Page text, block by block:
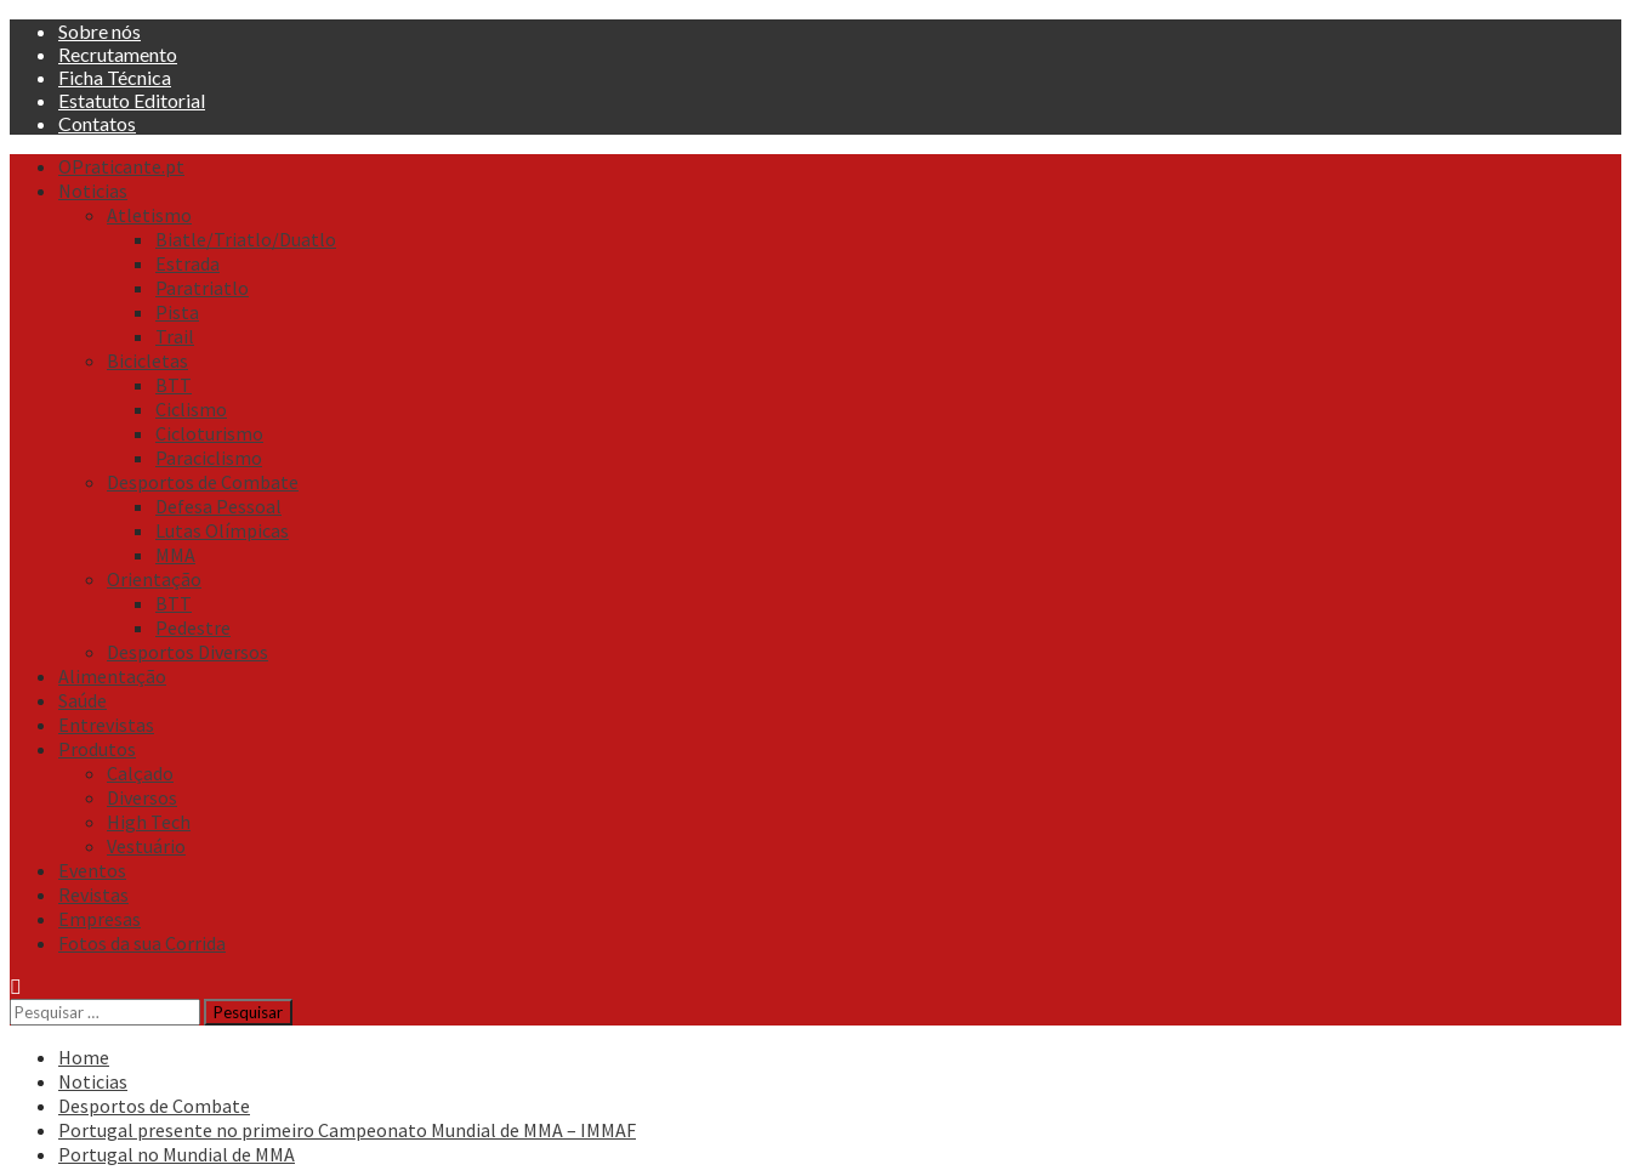
Skip
content
Sobre nós
Recrutamento
Ficha Técnica
Estatuto Editorial
Contatos
Primary
Menu
OPraticante.pt
Noticias
Atletismo
Biatle/Triatlo/Duatlo
Estrada
Paratriatlo
Pista
Trail
Bicicletas
BTT
Ciclismo
Cicloturismo
Paraciclismo
Desportos de Combate
Defesa Pessoal
Lutas Olímpicas
MMA
Orientação
BTT
Pedestre
Desportos Diversos
Alimentação
Saúde
Entrevistas
Produtos
Calçado
Diversos
High Tech
Vestuário
Eventos
Revistas
Empresas
Fotos da sua Corrida
Pesquisar
por:
Home
Noticias
Desportos de Combate
Portugal presente no primeiro Campeonato Mundial de MMA – IMMAF
Portugal no Mundial de MMA